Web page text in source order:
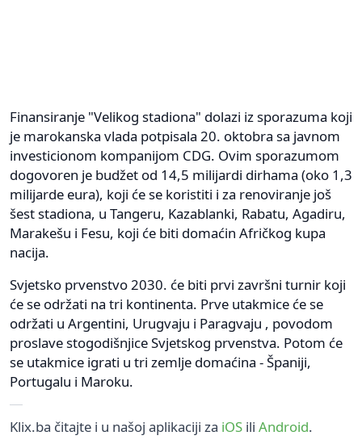
Finansiranje "Velikog stadiona" dolazi iz sporazuma koji
je marokanska vlada potpisala 20. oktobra sa javnom
investicionom kompanijom CDG. Ovim sporazumom
dogovoren je budžet od 14,5 milijardi dirhama (oko 1,3
milijarde eura), koji će se koristiti i za renoviranje još
šest stadiona, u Tangeru, Kazablanki, Rabatu, Agadiru,
Marakešu i Fesu, koji će biti domaćin Afričkog kupa
nacija.
Svjetsko prvenstvo 2030. će biti prvi završni turnir koji
će se održati na tri kontinenta. Prve utakmice će se
održati u Argentini, Urugvaju i Paragvaju , povodom
proslave stogodišnjice Svjetskog prvenstva. Potom će
se utakmice igrati u tri zemlje domaćina - Španiji,
Portugalu i Maroku.
Klix.ba čitajte i u našoj aplikaciji za iOS ili Android.